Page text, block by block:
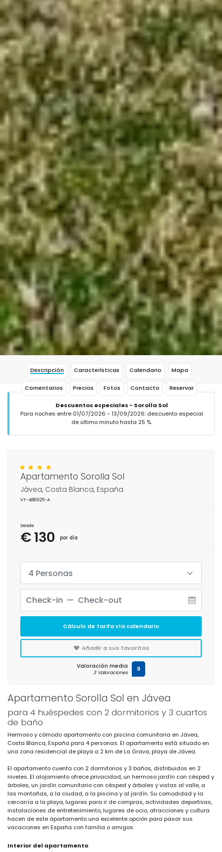
Descripción Características Calendario Mapa
Comentarios Precios Fotos Contacto Reservar
Descuentos especiales - Sorolla Sol
Para noches entre 01/07/2026 - 13/09/2026: descuento especial
de último minuto hasta 25 %.
Apartamento Sorolla Sol en Jávea
para 4 huéspedes con 2 dormitorios y 3 cuartos
de baño
Hermoso y cómodo apartamento con piscina comunitaria en Jávea,
Costa Blanca, España para 4 personas. El apartamento está situado en
una zona residencial de playa a 2 km de La Grava, playa de Jávea.
El apartamento cuenta con 2 dormitorios y 3 baños, distribuidos en 2
niveles. El alojamiento ofrece privacidad, un hermoso jardín con césped y
árboles, un jardín comunitario con césped y árboles y vistas al valle, a
las montañas, a la ciudad, a la piscina y al jardín. Su comodidad y la
cercanía a la playa, lugares para ir de compras, actividades deportivas,
instalaciones de entretenimiento, lugares de ocio, atracciones y cultura
hacen de este apartamento una excelente opción para pasar sus
vacaciones en España con familia o amigos.
Interior del apartamento
Apartamento Sorolla Sol
Jávea, Costa Blanca, España
VT-488925-A
Desde
€ 130 por día
4 Personas
Cálculo de tarifa vía calendario
Añadir a sus favoritos
Valoración media
3 Valoraciones 9